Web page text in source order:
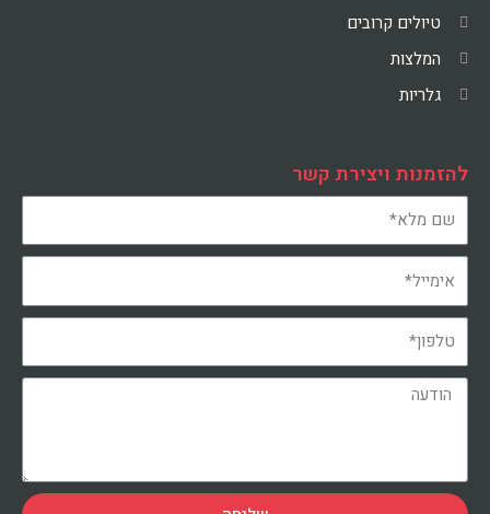
טיולים קרובים
המלצות
גלריות
להזמנות ויצירת קשר